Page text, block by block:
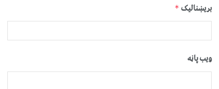
بریښنالیک *
ویب پاڼه